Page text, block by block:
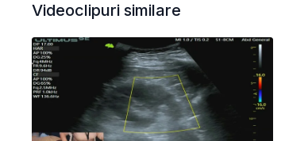
Videoclipuri similare